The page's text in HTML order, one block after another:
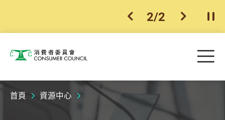
上一個
2/2 下一個開
消費者委員會 目
首頁 資源中心